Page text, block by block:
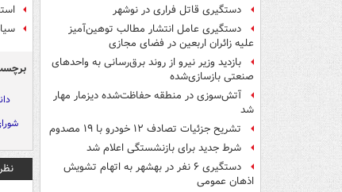
دستگیری قاتل فراری در نوشهر
دستگیری عامل انتشار مطالب توهین‌آمیز
علیه زائران اربعین در فضای مجازی
بازدید وزیر نیرو از روند برق‌رسانی به واحدهای
صنعتی بازسازی‌شده
آتش‌سوزی در منطقه حفاظت‌شده دیزمار مهار
شد
تشریح جزئیات تصادف ۱۲ خودرو با ۱۹ مصدوم
شرط جدید برای بازنشستگی اعلام شد
دستگیری ۶ نفر در بهشهر به اتهام تشویش
اذهان عمومی
استخدام ۹۲